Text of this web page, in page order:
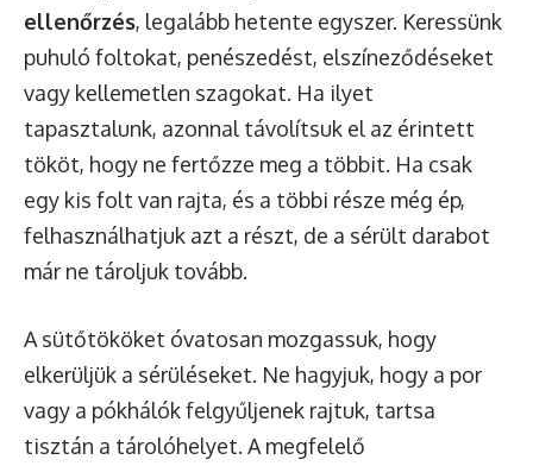
ellenőrzés, legalább hetente egyszer. Keressünk
puhuló foltokat, penészedést, elszíneződéseket
vagy kellemetlen szagokat. Ha ilyet
tapasztalunk, azonnal távolítsuk el az érintett
tököt, hogy ne fertőzze meg a többit. Ha csak
egy kis folt van rajta, és a többi része még ép,
felhasználhatjuk azt a részt, de a sérült darabot
már ne tároljuk tovább.
A sütőtököket óvatosan mozgassuk, hogy
elkerüljük a sérüléseket. Ne hagyjuk, hogy a por
vagy a pókhálók felgyűljenek rajtuk, tartsa
tisztán a tárolóhelyet. A megfelelő